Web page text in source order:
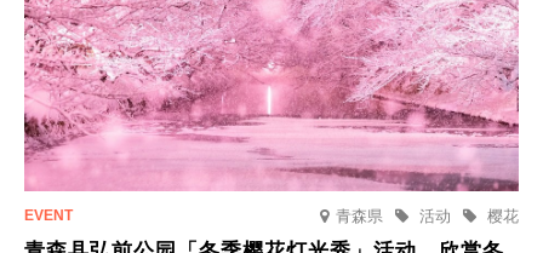
青森県 樱花
活动